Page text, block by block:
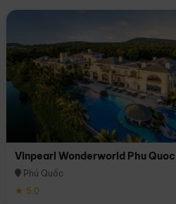
Vinpearl Wonderworld Phu Quoc
Phú Quốc
★ 5.0